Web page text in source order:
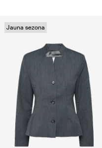
Jauna sezona